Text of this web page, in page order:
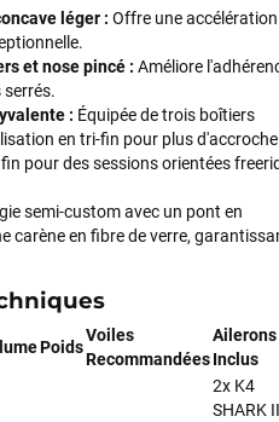
léger : Offre une accélération
et nose pincé : Améliore
serrés.
: Équipée de trois boîtiers
en tri-fin pour plus d'accroche
pour des sessions orientées
semi-custom avec un pont en
carène en fibre de verre,
Poids
Voiles
Recommandées
Ailerons
Inclus
2x K4
SHARK II